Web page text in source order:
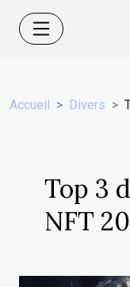
Accueil Divers
Top 3
NFT